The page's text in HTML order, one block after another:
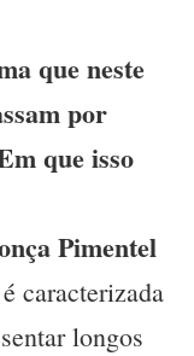
que neste
por
que isso
Pimentel
caracterizada
longos